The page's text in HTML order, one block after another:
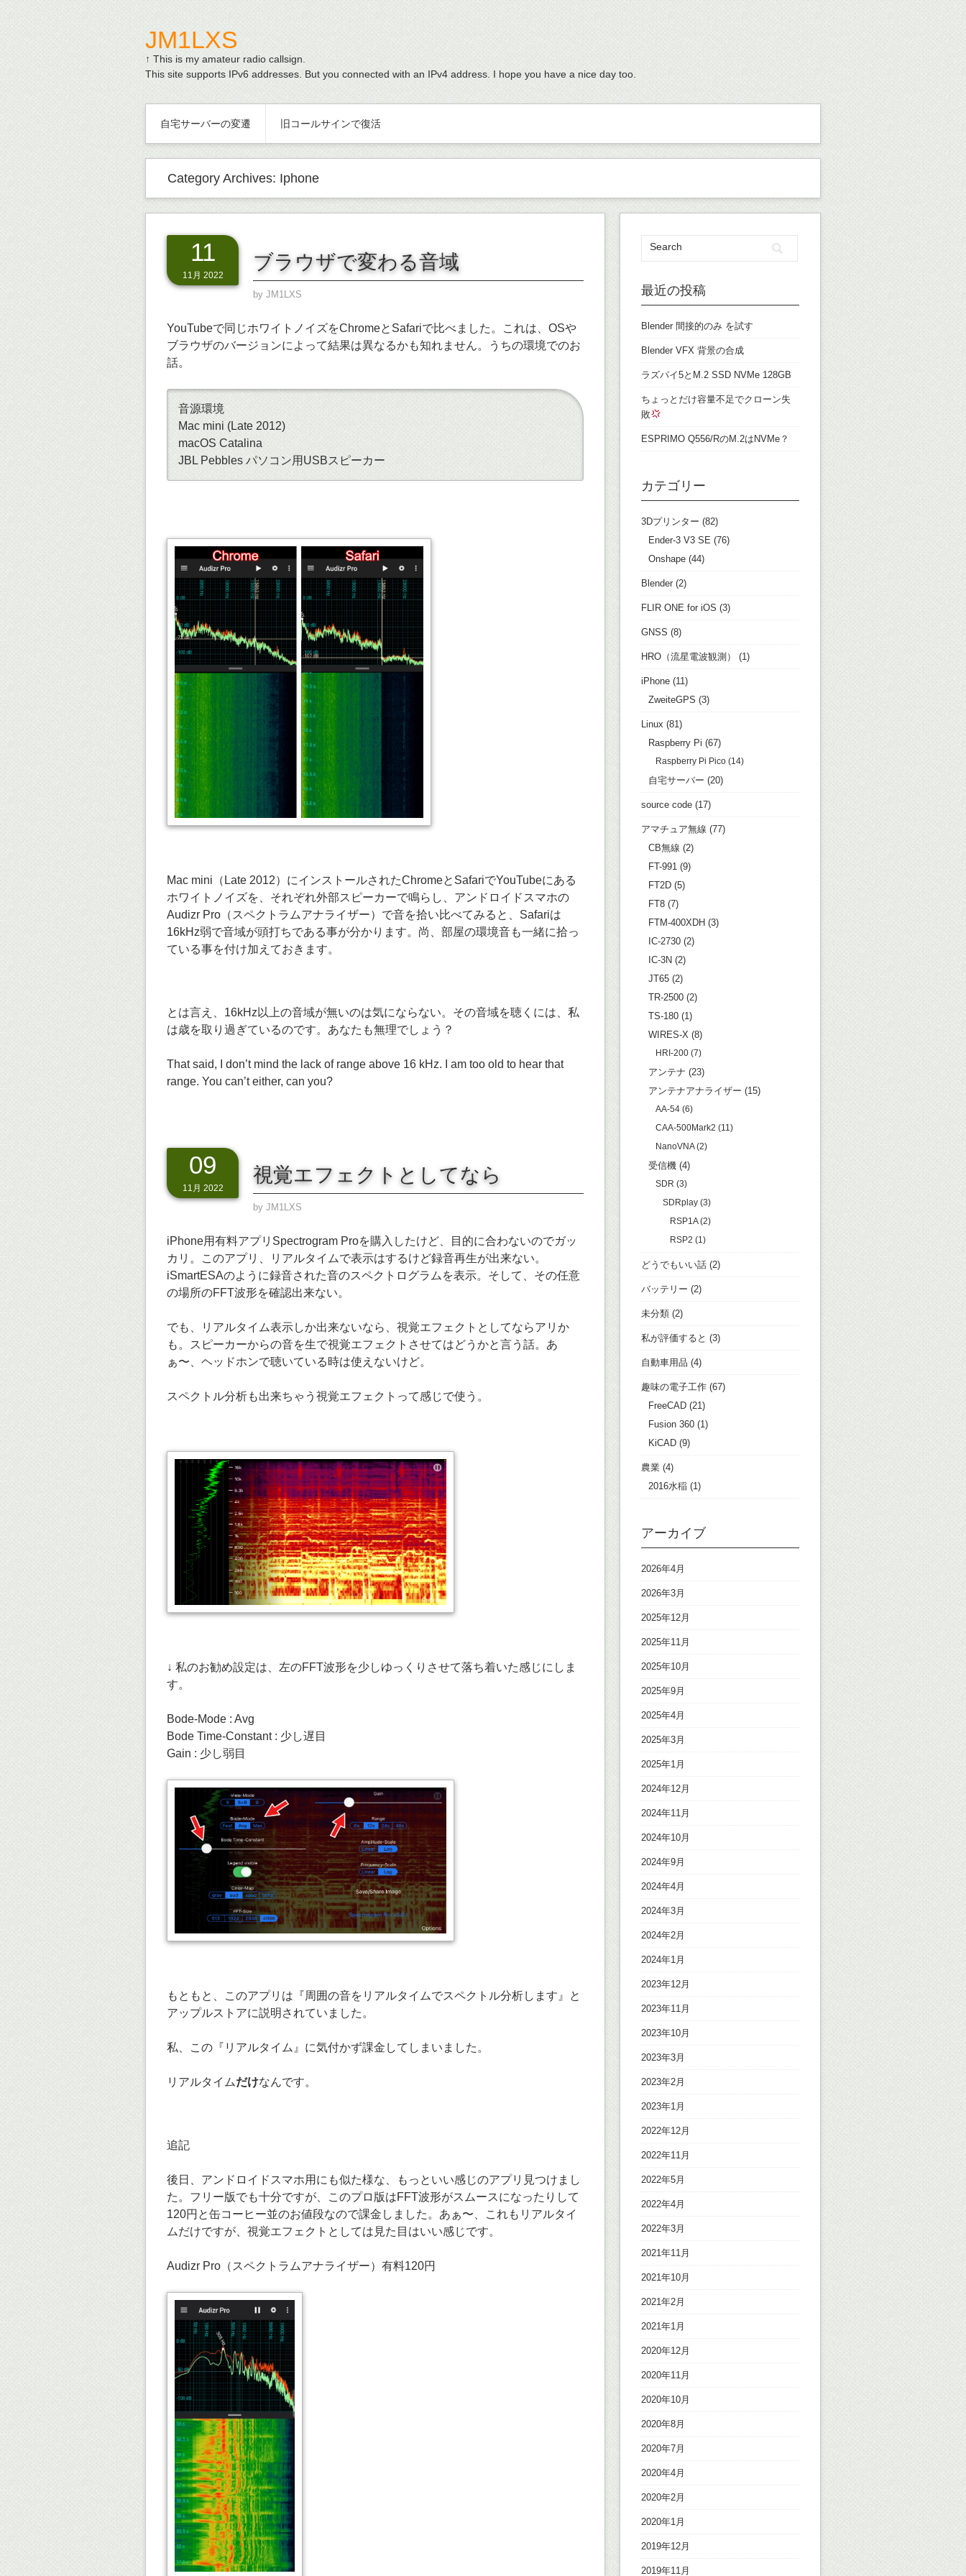
JM1LXS
↑ This is my amateur radio callsign.
This site supports IPv6 addresses. But you connected with an IPv4 address. I hope you have a nice day too.
自宅サーバーの変遷 旧コールサインで復活
Category Archives: Iphone
11
11月 2022
ブラウザで変わる音域
by JM1LXS
YouTubeで同じホワイトノイズをChromeとSafariで比べました。これは、OSや
ブラウザのバージョンによって結果は異なるかも知れません。うちの環境でのお
話。
音源環境
Mac mini (Late 2012)
macOS Catalina
JBL Pebbles パソコン用USBスピーカー
Mac mini（Late 2012）にインストールされたChromeとSafariでYouTubeにある
ホワイトノイズを、それぞれ外部スピーカーで鳴らし、アンドロイドスマホの
Audizr Pro（スペクトラムアナライザー）で音を拾い比べてみると、Safariは
16kHz弱で音域が頭打ちである事が分かります。尚、部屋の環境音も一緒に拾っ
ている事を付け加えておきます。
とは言え、16kHz以上の音域が無いのは気にならない。その音域を聴くには、私
は歳を取り過ぎているのです。あなたも無理でしょう？
That said, I don’t mind the lack of range above 16 kHz. I am too old to hear that
range. You can’t either, can you?
09
11月 2022
視覚エフェクトとしてなら
by JM1LXS
iPhone用有料アプリSpectrogram Proを購入したけど、目的に合わないのでガッ
カリ。このアプリ、リアルタイムで表示はするけど録音再生が出来ない。
iSmartESAのように録音された音のスペクトログラムを表示。そして、その任意
の場所のFFT波形を確認出来ない。
でも、リアルタイム表示しか出来ないなら、視覚エフェクトとしてならアリか
も。スピーカーからの音を生で視覚エフェクトさせてはどうかと言う話。あ
ぁ〜、ヘッドホンで聴いている時は使えないけど。
スペクトル分析も出来ちゃう視覚エフェクトって感じで使う。
↓ 私のお勧め設定は、左のFFT波形を少しゆっくりさせて落ち着いた感じにしま
す。
Bode-Mode : Avg
Bode Time-Constant : 少し遅目
Gain : 少し弱目
もともと、このアプリは『周囲の音をリアルタイムでスペクトル分析します』と
アップルストアに説明されていました。
私、この『リアルタイム』に気付かず課金してしまいました。
リアルタイムだけなんです。
追記
後日、アンドロイドスマホ用にも似た様な、もっといい感じのアプリ見つけまし
た。フリー版でも十分ですが、このプロ版はFFT波形がスムースになったりして
120円と缶コーヒー並のお値段なので課金しました。あぁ〜、これもリアルタイ
ムだけですが、視覚エフェクトとしては見た目はいい感じです。
Audizr Pro（スペクトラムアナライザー）有料120円
最近の投稿
Blender 間接的のみ を試す
Blender VFX 背景の合成
ラズパイ5とM.2 SSD NVMe 128GB
ちょっとだけ容量不足でクローン失
敗
ESPRIMO Q556/RのM.2はNVMe？
カテゴリー
3Dプリンター (82)
Ender-3 V3 SE (76)
Onshape (44)
Blender (2)
FLIR ONE for iOS (3)
GNSS (8)
HRO（流星電波観測） (1)
iPhone (11)
ZweiteGPS (3)
Linux (81)
Raspberry Pi (67)
Raspberry Pi Pico (14)
自宅サーバー (20)
source code (17)
アマチュア無線 (77)
CB無線 (2)
FT-991 (9)
FT2D (5)
FT8 (7)
FTM-400XDH (3)
IC-2730 (2)
IC-3N (2)
JT65 (2)
TR-2500 (2)
TS-180 (1)
WIRES-X (8)
HRI-200 (7)
アンテナ (23)
アンテナアナライザー (15)
AA-54 (6)
CAA-500Mark2 (11)
NanoVNA(2)
受信機 (4)
SDR (3)
SDRplay (3)
RSP1A(2)
RSP2 (1)
どうでもいい話 (2)
バッテリー (2)
未分類 (2)
私が評価すると (3)
自動車用品 (4)
趣味の電子工作 (67)
FreeCAD (21)
Fusion 360 (1)
KiCAD (9)
農業 (4)
2016水稲 (1)
アーカイブ
2026年4月
2026年3月
2025年12月
2025年11月
2025年10月
2025年9月
2025年4月
2025年3月
2025年1月
2024年12月
2024年11月
2024年10月
2024年9月
2024年4月
2024年3月
2024年2月
2024年1月
2023年12月
2023年11月
2023年10月
2023年3月
2023年2月
2023年1月
2022年12月
2022年11月
2022年5月
2022年4月
2022年3月
2021年11月
2021年10月
2021年2月
2021年1月
2020年12月
2020年11月
2020年10月
2020年8月
2020年7月
2020年4月
2020年2月
2020年1月
2019年12月
2019年11月